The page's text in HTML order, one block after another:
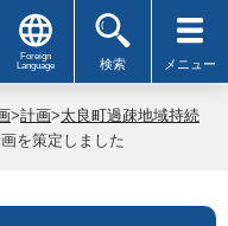
Foreign
Language
検索 メニュー
>計画>太良町過疎地域持続
を策定しました